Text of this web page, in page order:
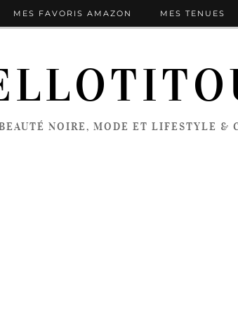
NOIRE, MODE ET LIFESTYLE &
MES FAVORIS AMAZON MES TENUES